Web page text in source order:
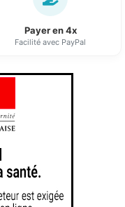
Payer en 4x
Facilité avec PayPal